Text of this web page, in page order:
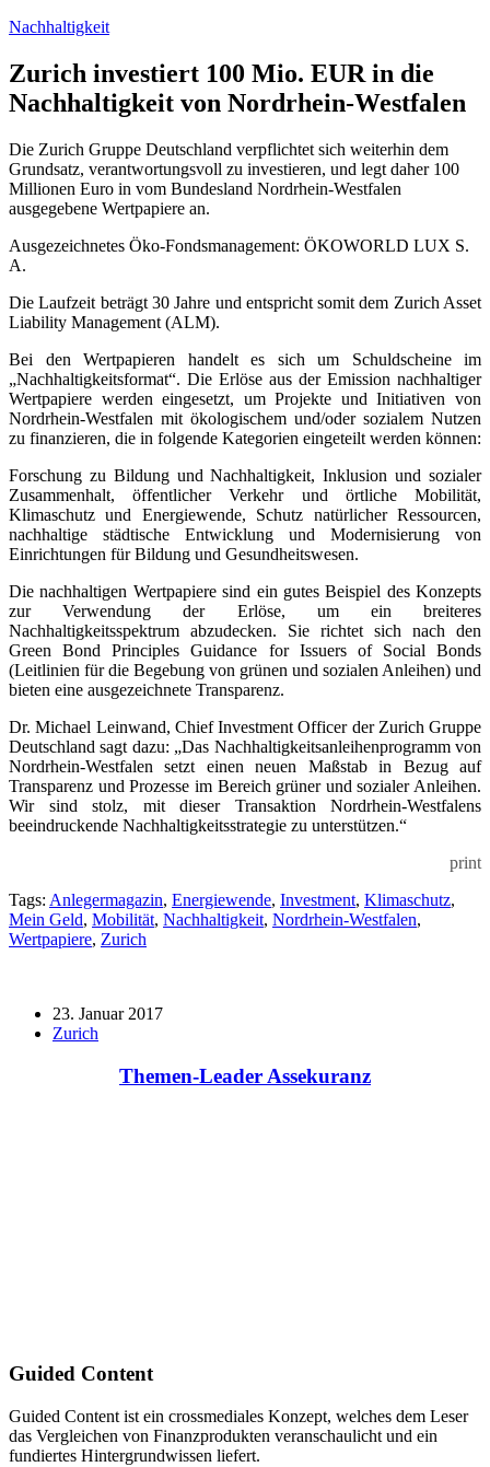
Nachhaltigkeit
Zurich investiert 100 Mio. EUR in die
Nachhaltigkeit von Nordrhein-Westfalen
Die Zurich Gruppe Deutschland verpflichtet sich weiterhin dem
Grundsatz, verantwortungsvoll zu investieren, und legt daher 100
Millionen Euro in vom Bundesland Nordrhein-Westfalen
ausgegebene Wertpapiere an.
Ausgezeichnetes Öko-Fondsmanagement: ÖKOWORLD LUX S.
A.
Die Laufzeit beträgt 30 Jahre und entspricht somit dem Zurich Asset
Liability Management (ALM).
Bei den Wertpapieren handelt es sich um Schuldscheine im
„Nachhaltigkeitsformat“. Die Erlöse aus der Emission nachhaltiger
Wertpapiere werden eingesetzt, um Projekte und Initiativen von
Nordrhein-Westfalen mit ökologischem und/oder sozialem Nutzen
zu finanzieren, die in folgende Kategorien eingeteilt werden können:
Forschung zu Bildung und Nachhaltigkeit, Inklusion und sozialer
Zusammenhalt, öffentlicher Verkehr und örtliche Mobilität,
Klimaschutz und Energiewende, Schutz natürlicher Ressourcen,
nachhaltige städtische Entwicklung und Modernisierung von
Einrichtungen für Bildung und Gesundheitswesen.
Die nachhaltigen Wertpapiere sind ein gutes Beispiel des Konzepts
zur Verwendung der Erlöse, um ein breiteres
Nachhaltigkeitsspektrum abzudecken. Sie richtet sich nach den
Green Bond Principles Guidance for Issuers of Social Bonds
(Leitlinien für die Begebung von grünen und sozialen Anleihen) und
bieten eine ausgezeichnete Transparenz.
Dr. Michael Leinwand, Chief Investment Officer der Zurich Gruppe
Deutschland sagt dazu: „Das Nachhaltigkeitsanleihenprogramm von
Nordrhein-Westfalen setzt einen neuen Maßstab in Bezug auf
Transparenz und Prozesse im Bereich grüner und sozialer Anleihen.
Wir sind stolz, mit dieser Transaktion Nordrhein-Westfalens
beeindruckende Nachhaltigkeitsstrategie zu unterstützen.“
print
Tags: Anlegermagazin, Energiewende, Investment, Klimaschutz,
Mein Geld, Mobilität, Nachhaltigkeit, Nordrhein-Westfalen,
Wertpapiere, Zurich
23. Januar 2017
Zurich
Themen-Leader Assekuranz
Guided Content
Guided Content ist ein crossmediales Konzept, welches dem Leser
das Vergleichen von Finanzprodukten veranschaulicht und ein
fundiertes Hintergrundwissen liefert.